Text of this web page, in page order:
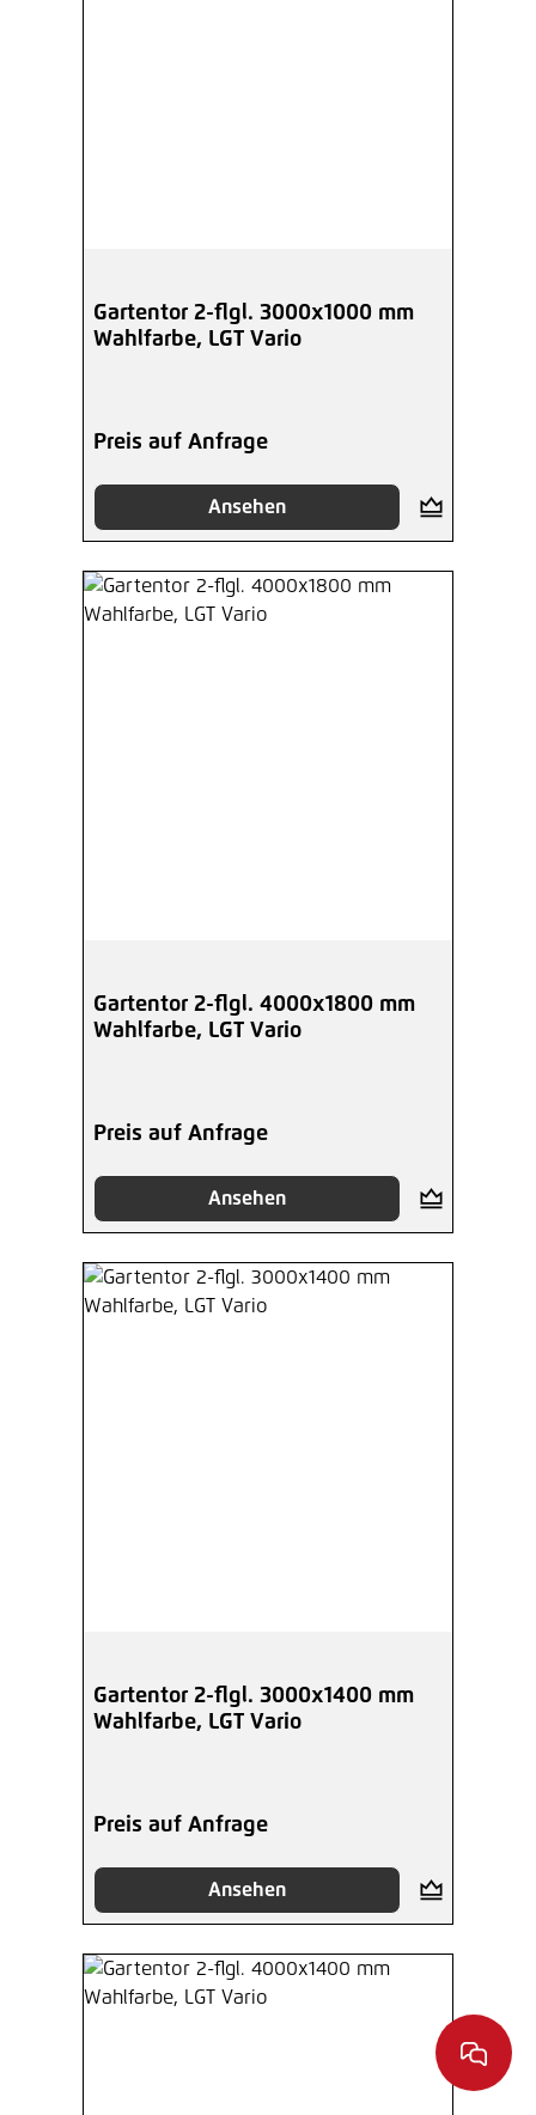
Gartentor 2-flgl. 3000x1000 mm
Wahlfarbe, LGT Vario
Preis auf Anfrage
Ansehen
Gartentor 2-flgl. 4000x1800 mm
Wahlfarbe, LGT Vario
Preis auf Anfrage
Ansehen
Gartentor 2-flgl. 3000x1400 mm
Wahlfarbe, LGT Vario
Preis auf Anfrage
Ansehen